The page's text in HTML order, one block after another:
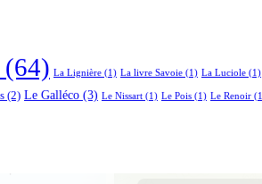
(64) La Lignière (1) La livre Savoie (1) La Luciole (1)
(2) Le Galléco (3) Le Nissart (1) Le Pois (1) Le Renoir